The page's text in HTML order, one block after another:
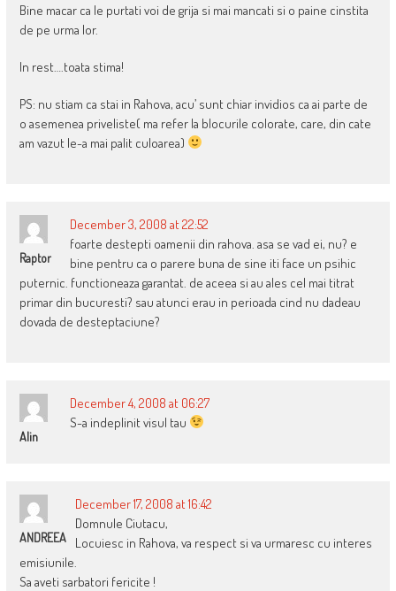
Bine macar ca le purtati voi de grija si mai mancati si o paine cinstita
de pe urma lor.
In rest….toata stima!
PS: nu stiam ca stai in Rahova, acu’ sunt chiar invidios ca ai parte de
o asemenea priveliste( ma refer la blocurile colorate, care, din cate
am vazut le-a mai palit culoarea)
Raptor
December 3, 2008 at 22:52
foarte destepti oamenii din rahova. asa se vad ei, nu? e
bine pentru ca o parere buna de sine iti face un psihic
puternic. functioneaza garantat. de aceea si au ales cel mai titrat
primar din bucuresti? sau atunci erau in perioada cind nu dadeau
dovada de desteptaciune?
Alin
December 4, 2008 at 06:27
S-a indeplinit visul tau
ANDREEA
December 17, 2008 at 16:42
Domnule Ciutacu,
Locuiesc in Rahova, va respect si va urmaresc cu interes
emisiunile.
Sa aveti sarbatori fericite !